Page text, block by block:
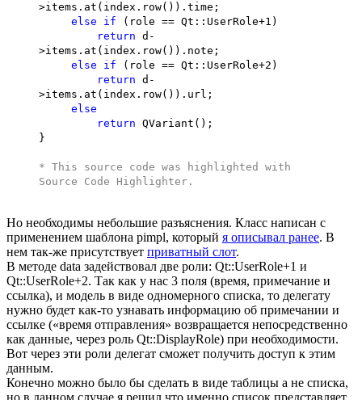
>items.at(index.row()).time;
else
if (role == Qt::UserRole+1)
return d-
>items.at(index.row()).note;
else
if (role == Qt::UserRole+2)
return d-
>items.at(index.row()).url;
else
return QVariant();
}
* This source code was highlighted with
Source Code Highlighter .
Но необходимы небольшие разъяснения. Класс написан с
применением шаблона pimpl, который я описывал ранее. В
нем так-же присутствует приватный слот.
В методе data задействовал две роли: Qt::UserRole+1 и
Qt::UserRole+2. Так как у нас 3 поля (время, примечание и
ссылка), и модель в виде одномерного списка, то делегату
нужно будет как-то узнавать информацию об примечании и
ссылке («время отправления» возвращается непосредственно
как данные, через роль Qt::DisplayRole) при необходимости.
Вот через эти роли делегат сможет получить доступ к этим
данным.
Конечно можно было бы сделать в виде таблицы а не списка,